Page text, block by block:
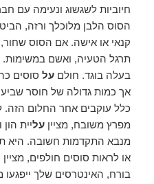
חיוביות לשגשוג ונעימה עם
הסוס הלבן מלוכלך ורזה,
קנאי או אישה. אם הסוס
תרגל הטעיה, ואשם במשימות.
בעלה בוגד. חולםעל סוסים
אך כמות גדולה של חוסר
כלל עוקבים אחר החלום
מפרץ משובח, מצייןעליית
מנבא התקדמות חשובה. היא
או לראות סוסים חולפים,
בורח, האינטרסים שלך